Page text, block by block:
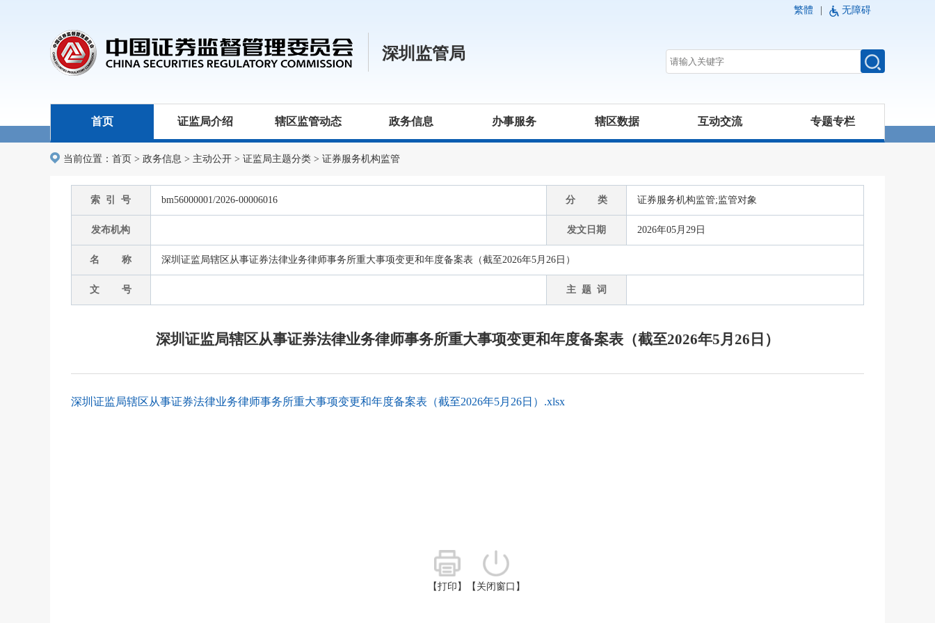
繁體 无障碍
深圳监管局
首页 证监局介绍 辖区监管动态 政务信息 办事服务 辖区数据 互动交流 专题专栏
当前位置： 首页 > 政务信息 > 主动公开 > 证监局主题分类 > 证券服务机构监管
索 引 号 bm56000001/2026-00006016 分 类 证券服务机构监管;监管对象
发布机构 发文日期 2026年05月29日
名 称 深圳证监局辖区从事证券法律业务律师事务所重大事项变更和年度备案表（截至2026年5月26日）
文 号 主 题 词
深圳证监局辖区从事证券法律业务律师事务所重大事项变更和年度备案表（截至2026年5月26日）
深圳证监局辖区从事证券法律业务律师事务所重大事项变更和年度备案表（截至2026年5月26日）.xlsx
【打印】 【关闭窗口】